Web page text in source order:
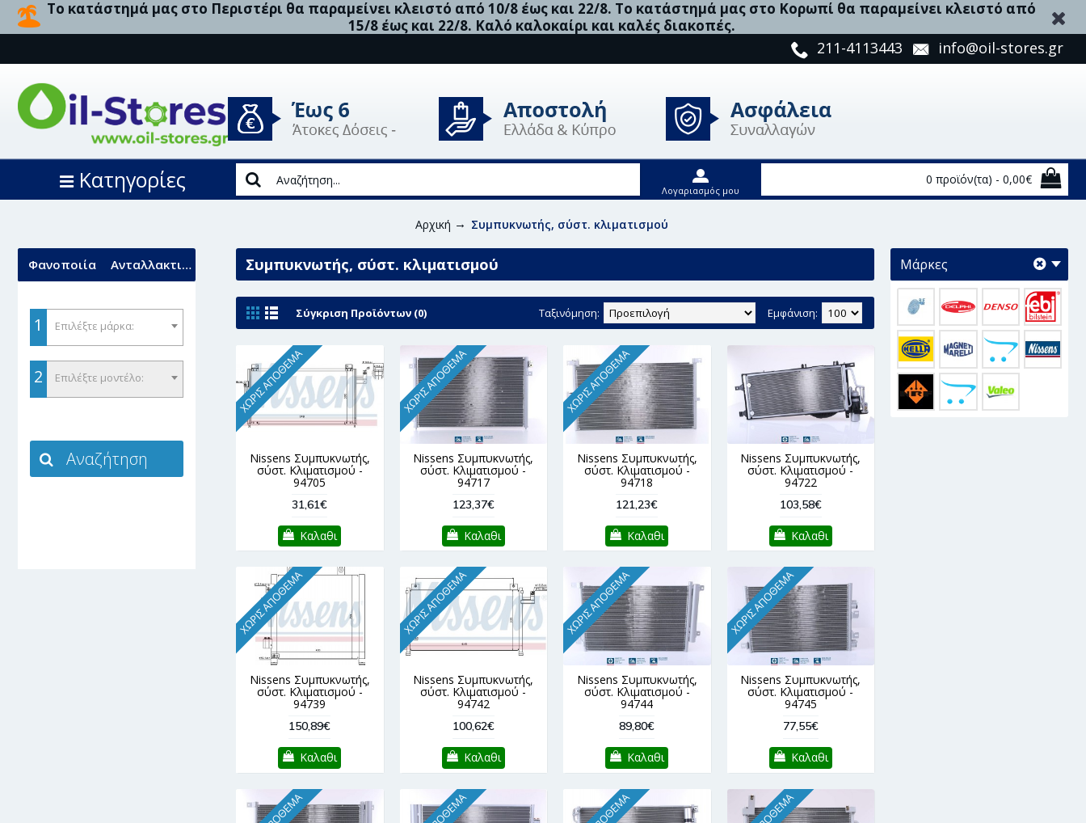
Το κατάστημά μας στο Περιστέρι θα παραμείνει κλειστό από 10/8 έως και 22/8. Το κατάστημά μας στο Κορωπί θα παραμείνει κλειστό από
15/8 έως και 22/8. Καλό καλοκαίρι και καλές διακοπές.
211-4113443 info@oil-stores.gr
Κατηγορίες Λογαριασμός μου
0 προϊόν(τα) - 0,00€
Αρχική Συμπυκνωτής, σύστ. κλιματισμού
Φανοποιία Ανταλλακτικά
Επιλέξτε μάρκα:
1
Επιλέξτε μοντέλο:
2
Μάρκες
Συμπυκνωτής, σύστ. κλιματισμού
Σύγκριση Προϊόντων (0) Εμφάνιση:
Ταξινόμηση:
ΧΩΡΊΣ ΑΠΌΘΕΜΑ
Nissens Συμπυκνωτής,
σύστ. Κλιματισμού -
94705
31,61€
Καλαθι
ΧΩΡΊΣ ΑΠΌΘΕΜΑ
Nissens Συμπυκνωτής,
σύστ. Κλιματισμού -
94717
123,37€
Καλαθι
ΧΩΡΊΣ ΑΠΌΘΕΜΑ
Nissens Συμπυκνωτής,
σύστ. Κλιματισμού -
94718
121,23€
Καλαθι
Nissens Συμπυκνωτής,
σύστ. Κλιματισμού -
94722
103,58€
Καλαθι
ΧΩΡΊΣ ΑΠΌΘΕΜΑ
Nissens Συμπυκνωτής,
σύστ. Κλιματισμού -
94739
150,89€
Καλαθι
ΧΩΡΊΣ ΑΠΌΘΕΜΑ
Nissens Συμπυκνωτής,
σύστ. Κλιματισμού -
94742
100,62€
Καλαθι
ΧΩΡΊΣ ΑΠΌΘΕΜΑ
Nissens Συμπυκνωτής,
σύστ. Κλιματισμού -
94744
89,80€
Καλαθι
ΧΩΡΊΣ ΑΠΌΘΕΜΑ
Nissens Συμπυκνωτής,
σύστ. Κλιματισμού -
94745
77,55€
Καλαθι